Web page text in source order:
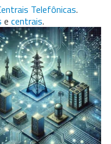
Telefônicas.
e centrais.